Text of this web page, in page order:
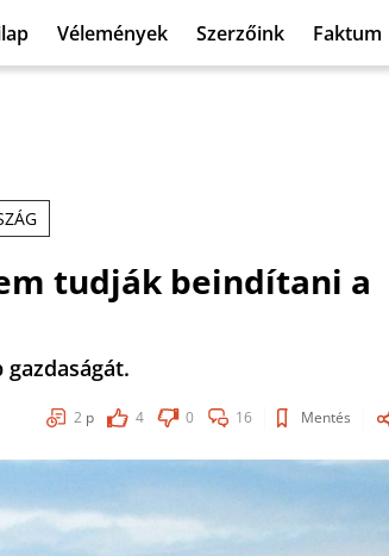
Vélemények Szerzőink Faktum
tudják beindítani a
2 p 4 0 16 Mentés